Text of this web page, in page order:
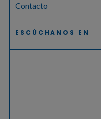
Contacto
ESCÚCHANOS EN